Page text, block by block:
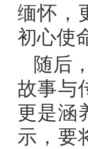
缅怀，
初心使
随后
故事与
更是涵
示，要